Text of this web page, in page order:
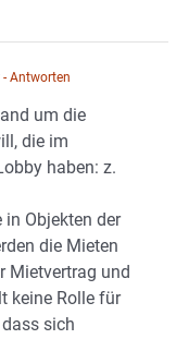
- Antworten
um die
die im
haben: z.
Objekten der
die Mieten
Mietvertrag und
keine Rolle für
sich